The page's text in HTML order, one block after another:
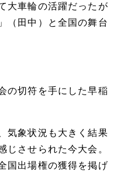
大車輪の活躍だったが
（田中）と全国の舞台
の切符を手にした早稲
気象状況も大きく結果
じさせられた今大会。
国出場権の獲得を掲げ